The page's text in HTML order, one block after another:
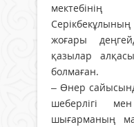
жоғары
қазылар
болмаған.
– Өнер
шеберлігі
шығарманың